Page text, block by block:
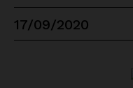
17/09/2020